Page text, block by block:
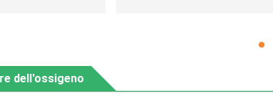
hd
dell'ossigeno